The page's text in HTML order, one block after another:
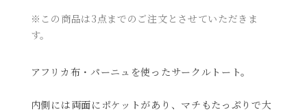
※この商品は3点までのご注文とさせていただきま
す。
アフリカ布・パーニュを使ったサークルトート。
内側には両面にポケットがあり、マチもたっぷりで大